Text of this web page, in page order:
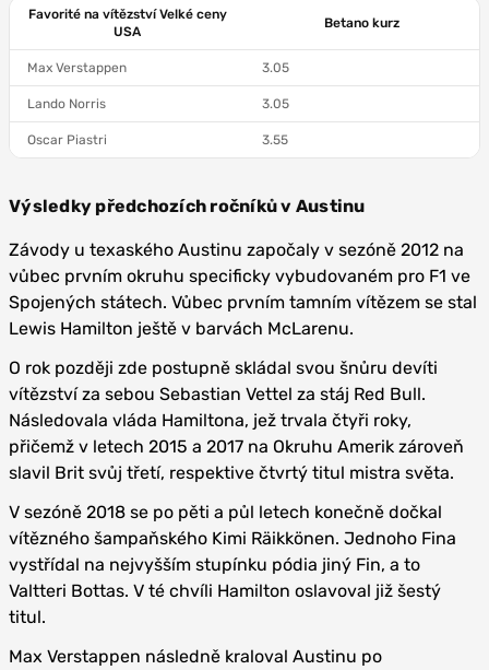
Favorité na vítězství Velké ceny
USA
Betano kurz
Max Verstappen 3.05
Lando Norris 3.05
Oscar Piastri 3.55
Výsledky předchozích ročníků v Austinu
Závody u texaského Austinu započaly v sezóně 2012 na
vůbec prvním okruhu specificky vybudovaném pro F1 ve
Spojených státech. Vůbec prvním tamním vítězem se stal
Lewis Hamilton ještě v barvách McLarenu.
O rok později zde postupně skládal svou šnůru devíti
vítězství za sebou Sebastian Vettel za stáj Red Bull.
Následovala vláda Hamiltona, jež trvala čtyři roky,
přičemž v letech 2015 a 2017 na Okruhu Amerik zároveň
slavil Brit svůj třetí, respektive čtvrtý titul mistra světa.
V sezóně 2018 se po pěti a půl letech konečně dočkal
vítězného šampaňského Kimi Räikkönen. Jednoho Fina
vystřídal na nejvyšším stupínku pódia jiný Fin, a to
Valtteri Bottas. V té chvíli Hamilton oslavoval již šestý
titul.
Max Verstappen následně kraloval Austinu po